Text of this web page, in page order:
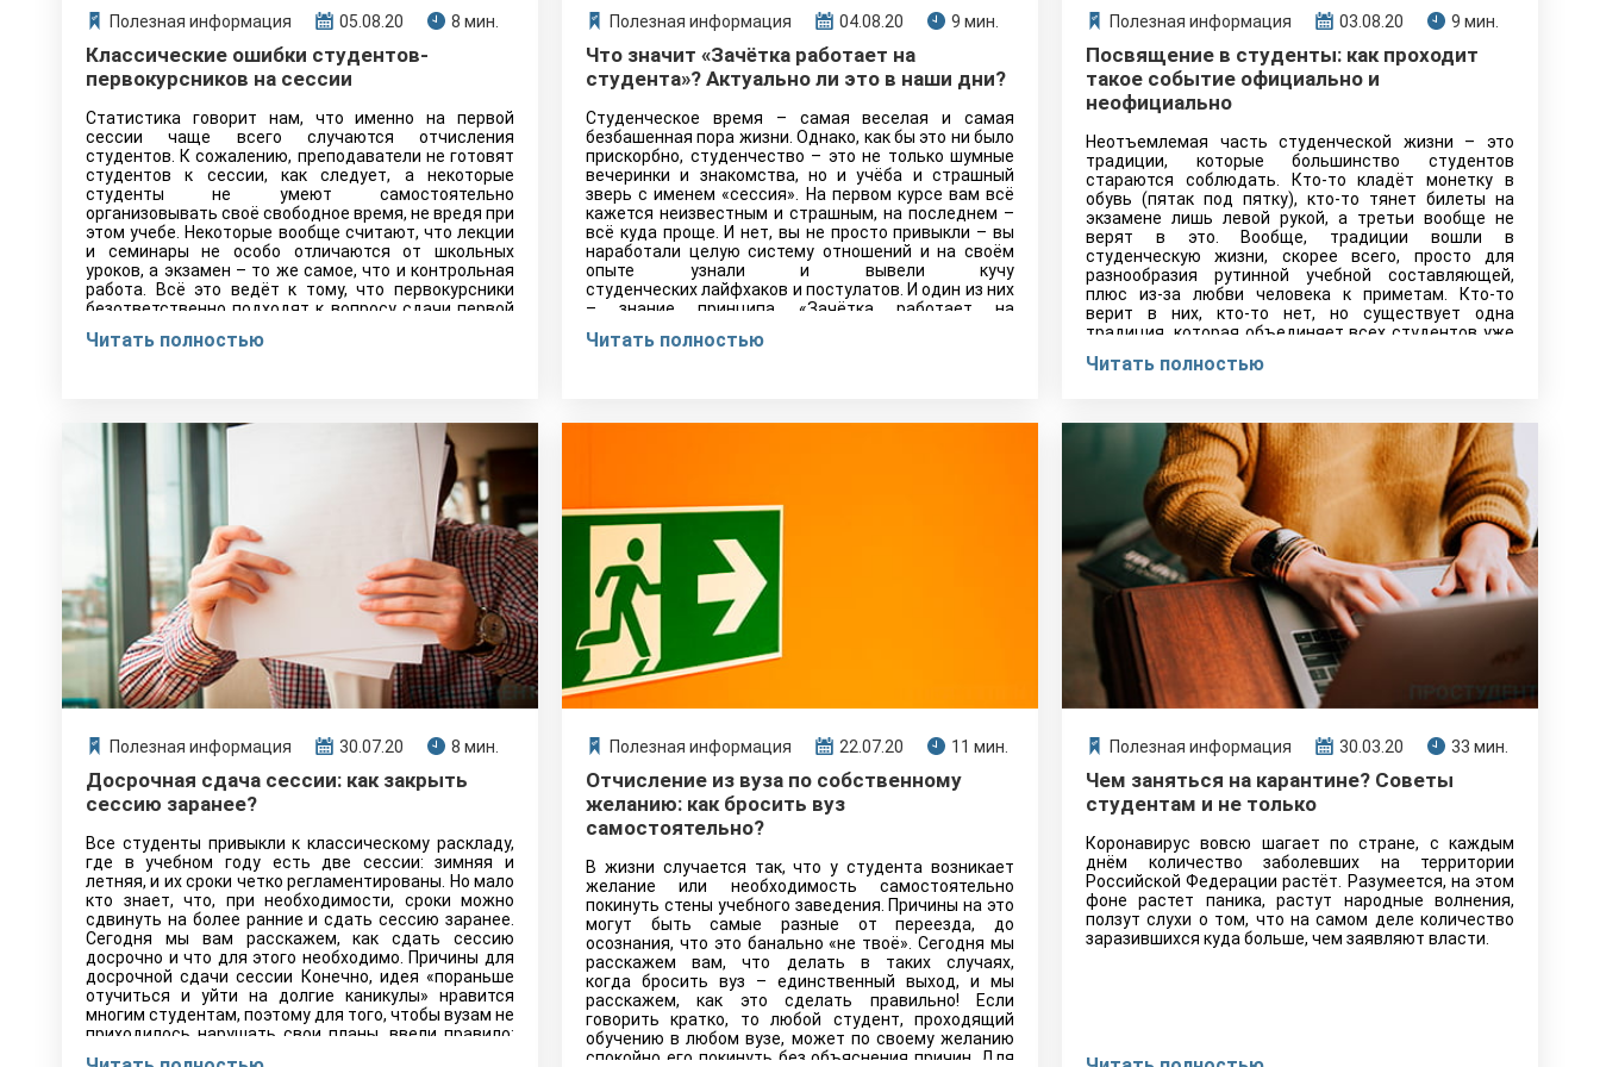
Полезная информация 05.08.20 8 мин.
Классические ошибки студентов-
первокурсников на сессии
Статистика говорит нам, что именно на первой
сессии чаще всего случаются отчисления
студентов. К сожалению, преподаватели не готовят
студентов к сессии, как следует, а некоторые
студенты не умеют самостоятельно
организовывать своё свободное время, не вредя при
этом учебе. Некоторые вообще считают, что лекции
и семинары не особо отличаются от школьных
уроков, а экзамен – то же самое, что и контрольная
работа. Всё это ведёт к тому, что первокурсники
безответственно подходят к вопросу сдачи первой
Читать полностью
Полезная информация 04.08.20 9 мин.
Что значит «Зачётка работает на
студента»? Актуально ли это в наши дни?
Студенческое время – самая веселая и самая
безбашенная пора жизни. Однако, как бы это ни было
прискорбно, студенчество – это не только шумные
вечеринки и знакомства, но и учёба и страшный
зверь с именем «сессия». На первом курсе вам всё
кажется неизвестным и страшным, на последнем –
всё куда проще. И нет, вы не просто привыкли – вы
наработали целую систему отношений и на своём
опыте узнали и вывели кучу
студенческих лайфхаков и постулатов. И один из них
– знание принципа «Зачётка работает на
почему он работает в наши дни? Давайте
Читать полностью
Полезная информация 03.08.20 9 мин.
Посвящение в студенты: как проходит
такое событие официально и
неофициально
Неотъемлемая часть студенческой жизни – это
традиции, которые большинство студентов
стараются соблюдать. Кто-то кладёт монетку в
обувь (пятак под пятку), кто-то тянет билеты на
экзамене лишь левой рукой, а третьи вообще не
верят в это. Вообще, традиции вошли в
студенческую жизни, скорее всего, просто для
разнообразия рутинной учебной составляющей,
плюс из-за любви человека к приметам. Кто-то
верит в них, кто-то нет, но существует одна
традиция, которая объединяет всех студентов уже
Читать полностью
Полезная информация 30.07.20 8 мин.
Досрочная сдача сессии: как закрыть
сессию заранее?
Все студенты привыкли к классическому раскладу,
где в учебном году есть две сессии: зимняя и
летняя, и их сроки четко регламентированы. Но мало
кто знает, что, при необходимости, сроки можно
сдвинуть на более ранние и сдать сессию заранее.
Сегодня мы вам расскажем, как сдать сессию
досрочно и что для этого необходимо. Причины для
досрочной сдачи сессии Конечно, идея «пораньше
отучиться и уйти на долгие каникулы» нравится
многим студентам, поэтому для того, чтобы вузам не
приходилось нарушать свои планы, ввели правило:
Полезная информация 22.07.20 11 мин.
Отчисление из вуза по собственному
желанию: как бросить вуз
самостоятельно?
В жизни случается так, что у студента возникает
желание или необходимость самостоятельно
покинуть стены учебного заведения. Причины на это
могут быть самые разные от переезда, до
осознания, что это банально «не твоё». Сегодня мы
расскажем вам, что делать в таких случаях,
когда бросить вуз – единственный выход, и мы
расскажем, как это сделать правильно! Если
говорить кратко, то любой студент, проходящий
обучению в любом вузе, может по своему желанию
спокойно его покинуть без объяснения причин. Для
Полезная информация 30.03.20 33 мин.
Чем заняться на карантине? Советы
студентам и не только
Коронавирус вовсю шагает по стране, с каждым
днём количество заболевших на территории
Российской Федерации растёт. Разумеется, на этом
фоне растет паника, растут народные волнения,
ползут слухи о том, что на самом деле количество
заразившихся куда больше, чем заявляют власти.